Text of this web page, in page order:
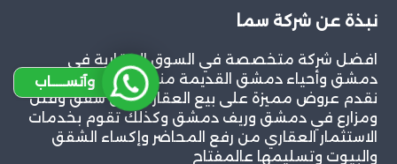
نبذة عن شركة سما
افضل شركة متخصصة في السوق العقارية في
دمشق وأحياء دمشق القديمة منها والحديثة حيث
نقدم عروض مميزة على بيع العقارات من شقق وفلل
ومزارع في دمشق وريف دمشق وكذلك تقوم بخدمات
الاستثمار العقاري من رفع المحاضر وإكساء الشقق
والبيوت وتسليمها عالمفتاح
وآتســــاب